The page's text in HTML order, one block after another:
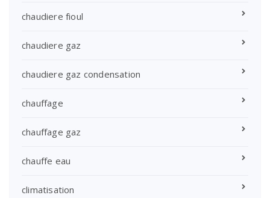
chaudiere fioul
chaudiere gaz
chaudiere gaz condensation
chauffage
chauffage gaz
chauffe eau
climatisation